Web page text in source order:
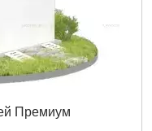
Премиум